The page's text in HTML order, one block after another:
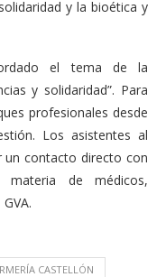
y la bioética y
el tema de la
y solidaridad”. Para
profesionales desde
Los asistentes al
un contacto directo con
de médicos,
CASTELLÓN